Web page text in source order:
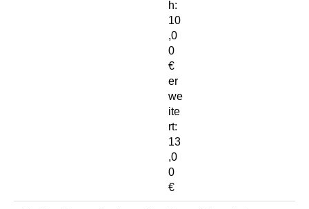
h:
10
,0
0
€
er
we
ite
rt:
13
,0
0
€